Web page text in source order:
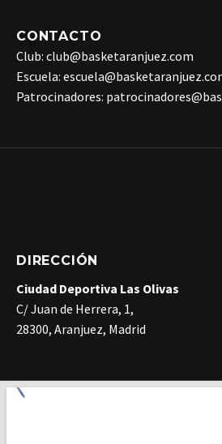
CONTACTO
Club: club@basketaranjuez.com
Escuela:
Patrocinadores:
DIRECCIÓN
Ciudad Deportiva Las Olivas
C/ Juan de Herrera, 1,
28300, Aranjuez, Madrid